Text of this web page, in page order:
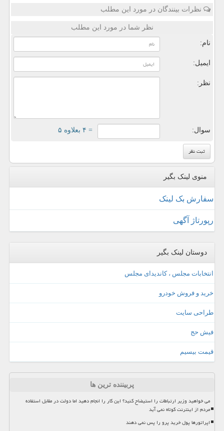
نظرات بینندگان در مورد این مطلب
نظر شما در مورد این مطلب
نام:
ایمیل:
نظر:
سوال: = ۴ بعلاوه ۵
منوی لینک بگیر
سفارش بک لینک
رپورتاژ آگهی
دوستان لینک بگیر
انتخابات مجلس ، کاندیدای مجلس
خرید و فروش خودرو
طراحی سایت
فیش حج
قیمت بیسیم
پربیننده ترین ها
می خواهید وزیر ارتباطات را استیضاح کنید؟ این کار را انجام دهید اما دولت در مقابل استفاده
مردم از اینترنت کوتاه نمی آید
اپراتورها پول خرید پرو را پس نمی دهند